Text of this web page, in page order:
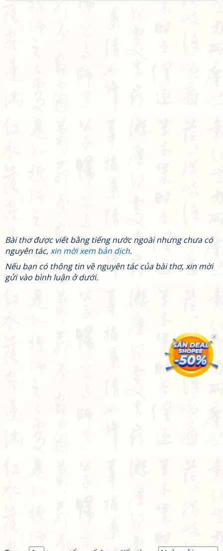
Bài thơ được viết bằng tiếng nước ngoài nhưng chưa có
nguyên tác,xin mời xem bản dịch.
Nếu bạn có thông tin về nguyên tác của bài thơ, xin mời
gửi vào bình luận ở dưới.